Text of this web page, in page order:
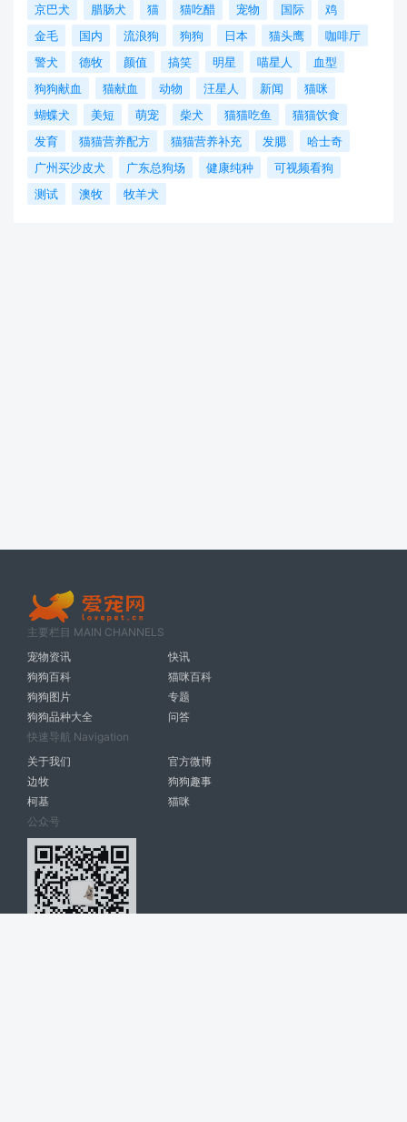
京巴犬
腊肠犬 猫 猫吃醋 宠物 国际
鸡
金毛
国内 流浪狗 狗狗 日本 猫头鹰
咖啡厅
警犬
德牧 颜值 搞笑 明星 喵星人
血型
狗狗献血
猫献血 动物 汪星人 新闻
猫咪
蝴蝶犬
美短 萌宠 柴犬 猫猫吃鱼
猫猫饮食
发育
猫猫营养配方 猫猫营养补充 发腮
哈士奇
广州买沙皮犬
广东总狗场 健康纯种
可视频看狗
测试
澳牧 牧羊犬
主要栏目 MAIN CHANNELS
宠物资讯
快讯
狗狗百科
猫咪百科
狗狗图片
专题
狗狗品种大全
问答
快速导航 Navigation
关于我们
官方微博
边牧
狗狗趣事
柯基
猫咪
公众号